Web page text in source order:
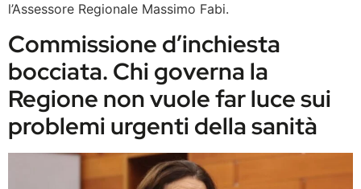
l’Assessore Regionale Massimo Fabi.
Commissione d’inchiesta
bocciata. Chi governa la
Regione non vuole far luce sui
problemi urgenti della sanità